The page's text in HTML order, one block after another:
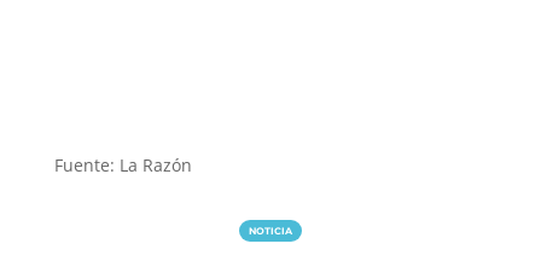
Fuente: La Razón
NOTICIA